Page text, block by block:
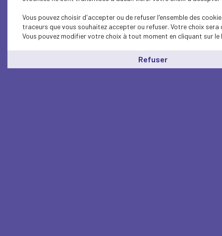
Vous pouvez choisir d'accepter ou de refuser l'ensemble des
traceurs que vous souhaitez accepter ou refuser. Votre choix
Vous pouvez modifier votre choix à tout moment en cliquant sur le
Refuser